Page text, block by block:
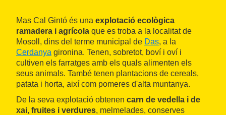
Mas Cal Gintó és una explotació ecològica
ramadera i agrícola que es troba a la localitat de
Mosoll, dins del terme municipal de Das, a la
Cerdanya gironina. Tenen, sobretot, boví i oví i
cultiven els farratges amb els quals alimenten els
seus animals. També tenen plantacions de cereals,
patata i horta, així com pomeres d'alta muntanya.
De la seva explotació obtenen carn de vedella i de
xai, fruites i verdures, melmelades, conserves